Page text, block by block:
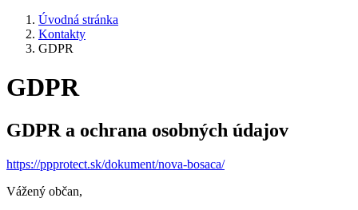
Úvodná stránka
Kontakty
GDPR
GDPR
GDPR a ochrana osobných údajov
https://ppprotect.sk/dokument/nova-bosaca/
Vážený občan,